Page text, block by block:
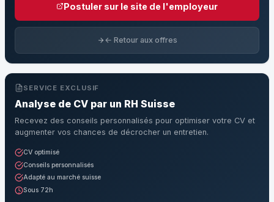
Postuler sur le site de l'employeur
← Retour aux offres
SERVICE EXCLUSIF
Analyse de CV par un RH Suisse
Recevez des conseils personnalisés pour optimiser votre CV et
augmenter vos chances de décrocher un entretien.
CV optimisé
Conseils personnalisés
Adapté au marché suisse
Sous 72h